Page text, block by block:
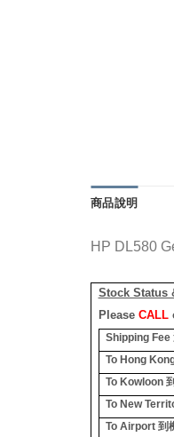
商品說明
HP DL580
Stock Status
Please CALL
Shipping Fee
To Hong
To Kowloon
To New
To Airport 到